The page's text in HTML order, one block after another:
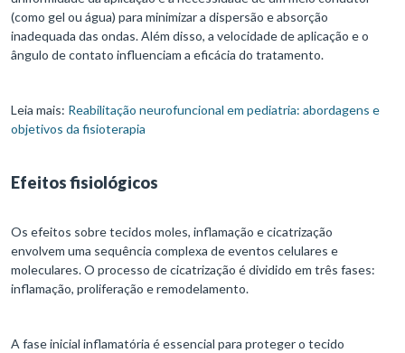
(como gel ou água) para minimizar a dispersão e absorção
inadequada das ondas. Além disso, a velocidade de aplicação e o
ângulo de contato influenciam a eficácia do tratamento.
Leia mais: Reabilitação neurofuncional em pediatria: abordagens e
objetivos da fisioterapia
Efeitos fisiológicos
Os efeitos sobre tecidos moles, inflamação e cicatrização
envolvem uma sequência complexa de eventos celulares e
moleculares. O processo de cicatrização é dividido em três fases:
inflamação, proliferação e remodelamento.
A fase inicial inflamatória é essencial para proteger o tecido